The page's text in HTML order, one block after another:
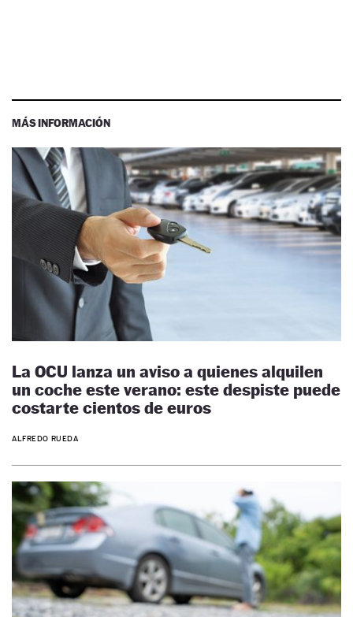
MÁS INFORMACIÓN
La OCU lanza un aviso a quienes alquilen
un coche este verano: este despiste puede
costarte cientos de euros
ALFREDO RUEDA